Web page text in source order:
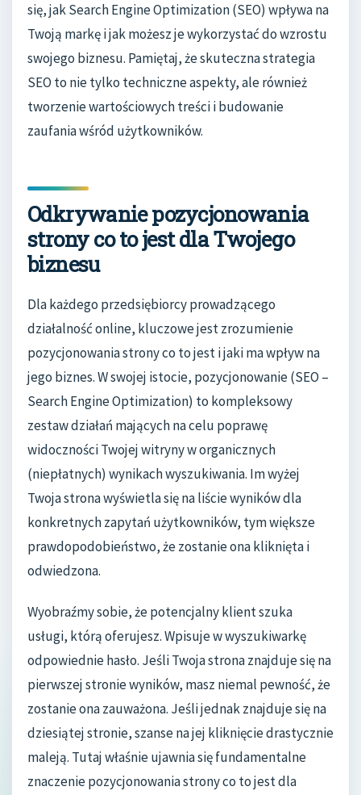
się, jak Search Engine Optimization (SEO) wpływa na
Twoją markę i jak możesz je wykorzystać do wzrostu
swojego biznesu. Pamiętaj, że skuteczna strategia
SEO to nie tylko techniczne aspekty, ale również
tworzenie wartościowych treści i budowanie
zaufania wśród użytkowników.
Odkrywanie pozycjonowania
strony co to jest dla Twojego
biznesu
Dla każdego przedsiębiorcy prowadzącego
działalność online, kluczowe jest zrozumienie
pozycjonowania strony co to jest i jaki ma wpływ na
jego biznes. W swojej istocie, pozycjonowanie (SEO –
Search Engine Optimization) to kompleksowy
zestaw działań mających na celu poprawę
widoczności Twojej witryny w organicznych
(niepłatnych) wynikach wyszukiwania. Im wyżej
Twoja strona wyświetla się na liście wyników dla
konkretnych zapytań użytkowników, tym większe
prawdopodobieństwo, że zostanie ona kliknięta i
odwiedzona.
Wyobraźmy sobie, że potencjalny klient szuka
usługi, którą oferujesz. Wpisuje w wyszukiwarkę
odpowiednie hasło. Jeśli Twoja strona znajduje się na
pierwszej stronie wyników, masz niemal pewność, że
zostanie ona zauważona. Jeśli jednak znajduje się na
dziesiątej stronie, szanse na jej kliknięcie drastycznie
maleją. Tutaj właśnie ujawnia się fundamentalne
znaczenie pozycjonowania strony co to jest dla